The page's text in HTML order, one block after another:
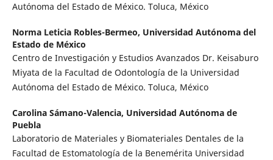
Autónoma del Estado de México. Toluca, México
Norma Leticia Robles-Bermeo, Universidad Autónoma del
Estado de México
Centro de Investigación y Estudios Avanzados Dr. Keisaburo
Miyata de la Facultad de Odontología de la Universidad
Autónoma del Estado de México. Toluca, México
Carolina Sámano-Valencia, Universidad Autónoma de
Puebla
Laboratorio de Materiales y Biomateriales Dentales de la
Facultad de Estomatología de la Benemérita Universidad